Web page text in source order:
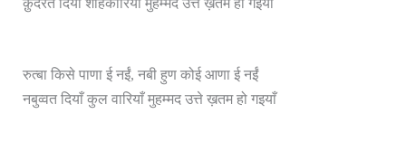
क़ुदरत दियाँ शाहकारियाँ मुहम्मद उत्ते ख़तम हो गइयाँ
रुत्बा किसे पाणा ई नईं, नबी हुण कोई आणा ई नईं
नबुव्वत दियाँ कुल वारियाँ मुहम्मद उत्ते ख़तम हो गइयाँ